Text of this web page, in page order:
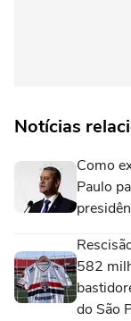
Notícias
Como
Paulo
582
do São